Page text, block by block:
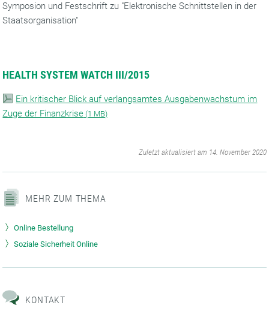
Symposion und Festschrift zu "Elektronische Schnittstellen in der
Staatsorganisation"
HEALTH SYSTEM WATCH III/2015
Ein kritischer Blick auf verlangsamtes Ausgabenwachstum im
Zuge der Finanzkrise (1 MB)
Zuletzt aktualisiert am 14. November 2020
MEHR ZUM THEMA
Online Bestellung
Soziale Sicherheit Online
KONTAKT